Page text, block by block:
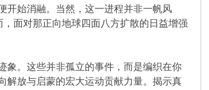
开始消融。当然，这一进程并非一帆风
面对那正向地球四面八方扩散的日益增强
象。这些并非孤立的事件，而是编织在你
解放与启蒙的宏大运动贡献力量。揭示真